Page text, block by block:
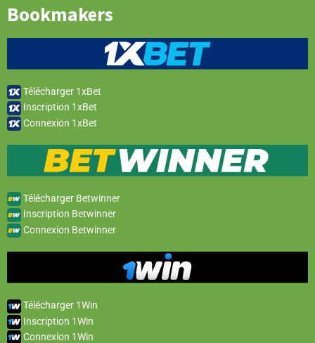
Bookmakers
Télécharger 1xBet
Inscription 1xBet
Connexion 1xBet
Télécharger Betwinner
Inscription Betwinner
Connexion Betwinner
Télécharger 1Win
Inscription 1Win
Connexion 1Win